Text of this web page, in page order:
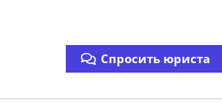
Спросить юриста